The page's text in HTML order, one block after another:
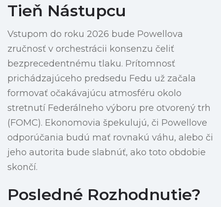
Tieň Nástupcu
Vstupom do roku 2026 bude Powellova
zručnosť v orchestrácii konsenzu čeliť
bezprecedentnému tlaku. Prítomnosť
prichádzajúceho predsedu Fedu už začala
formovať očakávajúcu atmosféru okolo
stretnutí Federálneho výboru pre otvorený trh
(FOMC). Ekonomovia špekulujú, či Powellove
odporúčania budú mať rovnakú váhu, alebo či
jeho autorita bude slabnúť, ako toto obdobie
skončí.
Posledné Rozhodnutie?